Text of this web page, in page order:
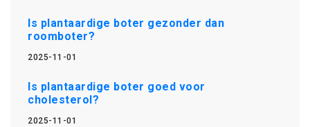
Is plantaardige boter gezonder dan
roomboter?
2025-11-01
Is plantaardige boter goed voor
cholesterol?
2025-11-01